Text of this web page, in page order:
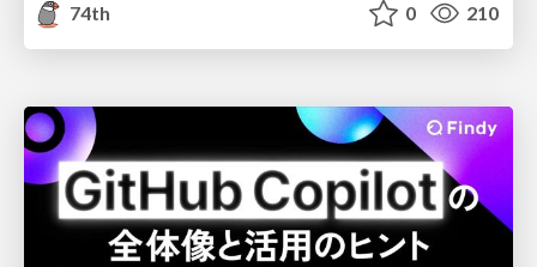
74th
0 210